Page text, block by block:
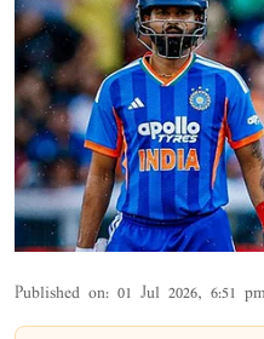
Published on: 01 Jul 2026, 6:51